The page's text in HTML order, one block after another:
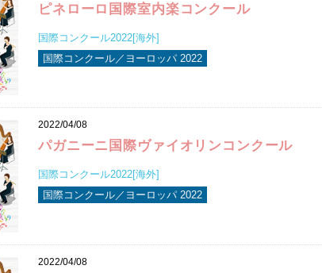
ピネローロ国際室内楽コンクール
国際コンクール2022[海外]
国際コンクール／ヨーロッパ 2022
2022/04/08
パガニーニ国際ヴァイオリンコンクール
国際コンクール2022[海外]
国際コンクール／ヨーロッパ 2022
2022/04/08